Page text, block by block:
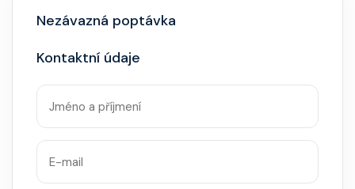
Nezávazná poptávka
Kontaktní údaje